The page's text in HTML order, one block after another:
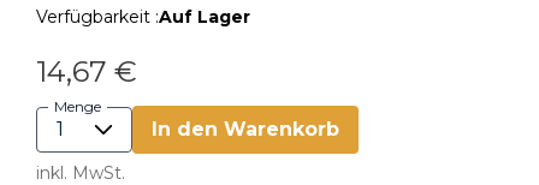
Verfügbarkeit :Auf Lager
14,67 €
Menge
In den Warenkorb
inkl. MwSt.